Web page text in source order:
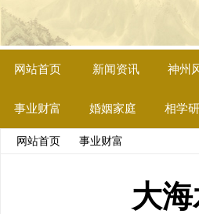
网站首页 新闻资讯 神州
事业财富 婚姻家庭 相学
网站首页 事业财富
大